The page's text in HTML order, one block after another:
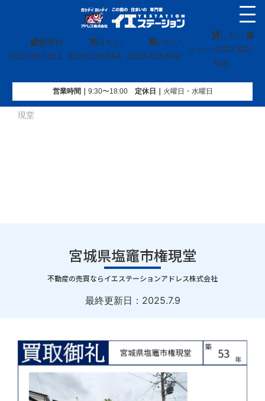
総合受付
0120-297-011
売りたい
0120-139-664
買いたい
0120-424-544
貸し たい 借
り たい 0120-302-
563
営業時間｜ 9:30〜18:00定休⽇｜ 火曜⽇・水曜⽇
イエステーション»投稿トップ»買取実績»宮城県塩竈市権
現堂
宮城県塩竈市権現堂
｜
不動産の売買ならイエステーションアドレス株式会社
最終更新日： 2025.7.9